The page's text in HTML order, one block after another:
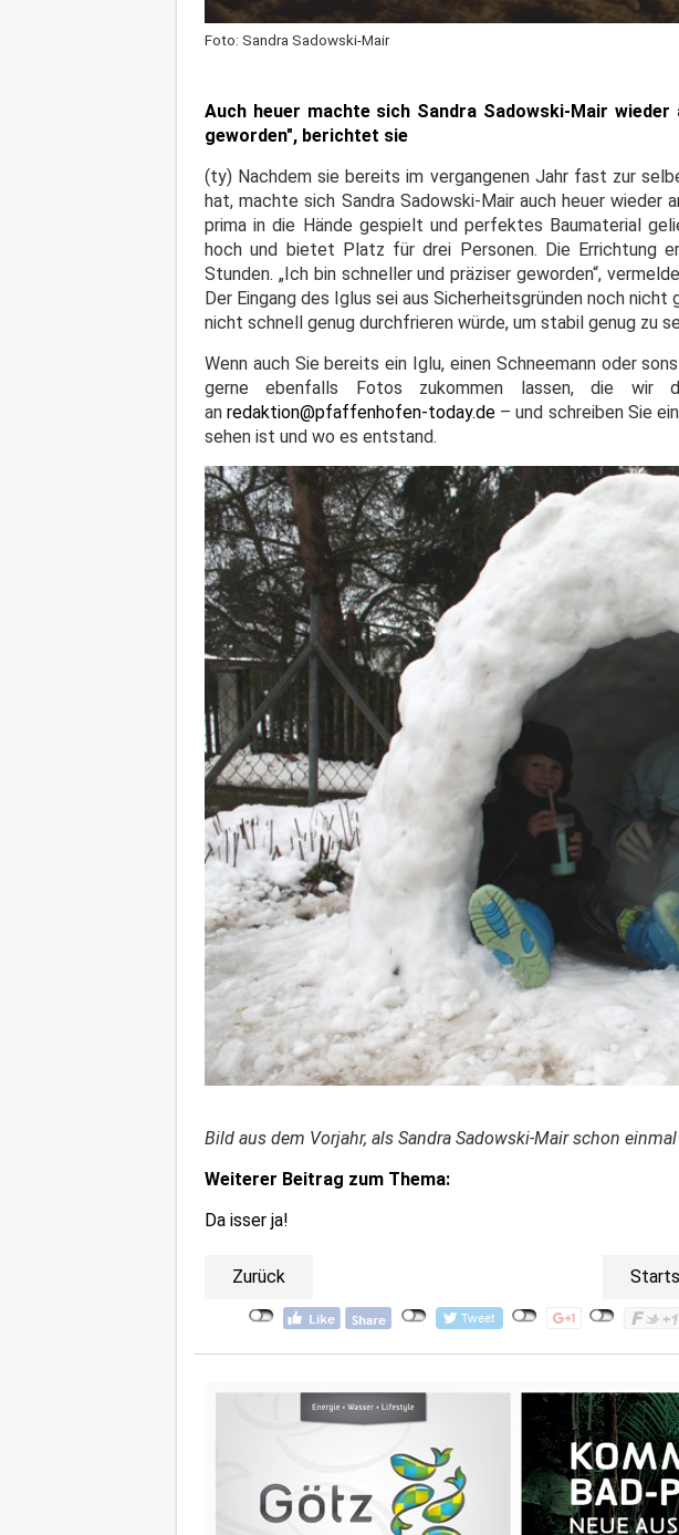
Foto: Sandra Sadowski-Mair
Auch heuer machte sich Sandra Sadowski-Mair
geworden", berichtet sie
(ty) Nachdem sie bereits im vergangenen Jahr fast zur
hat, machte sich Sandra Sadowski-Mair auch heuer wieder
prima in die Hände gespielt und perfektes Baumaterial
hoch und bietet Platz für drei Personen. Die Errichtung
Stunden. „Ich bin schneller und präziser geworden“,
Der Eingang des Iglus sei aus Sicherheitsgründen noch
nicht schnell genug durchfrieren würde, um stabil genug zu
Wenn auch Sie bereits ein Iglu, einen Schneemann oder
gerne ebenfalls Fotos zukommen lassen, die wir
anredaktion@pfaffenhofen-today.de – und schreiben Sie
sehen ist und wo es entstand.
Bild aus dem Vorjahr, als Sandra Sadowski-Mair schon
Weiterer Beitrag zum Thema:
Da isser ja!
Zurück